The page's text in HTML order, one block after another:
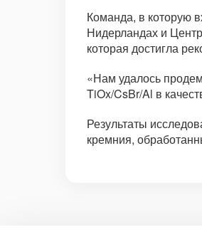
Команда, в которую
Нидерландах и
которая достигла
«Нам удалось
TiOx/CsBr/Al в
Результаты
кремния,